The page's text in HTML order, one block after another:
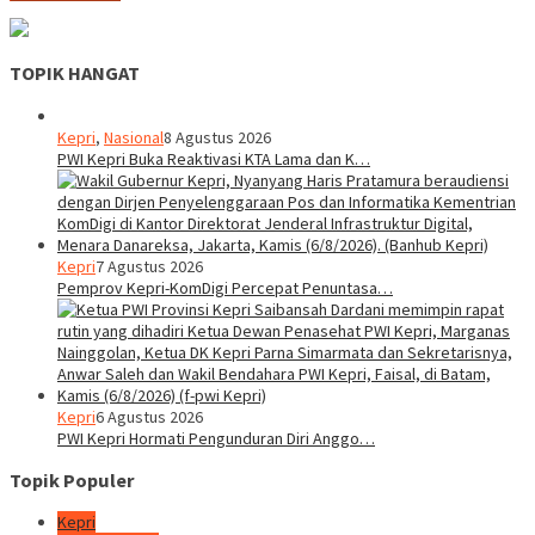
TOPIK HANGAT
Kepri, Nasional8 Agustus 2026
PWI Kepri Buka Reaktivasi KTA Lama dan K…
Kepri7 Agustus 2026
Pemprov Kepri-KomDigi Percepat Penuntasa…
Kepri6 Agustus 2026
PWI Kepri Hormati Pengunduran Diri Anggo…
Topik Populer
Kepri